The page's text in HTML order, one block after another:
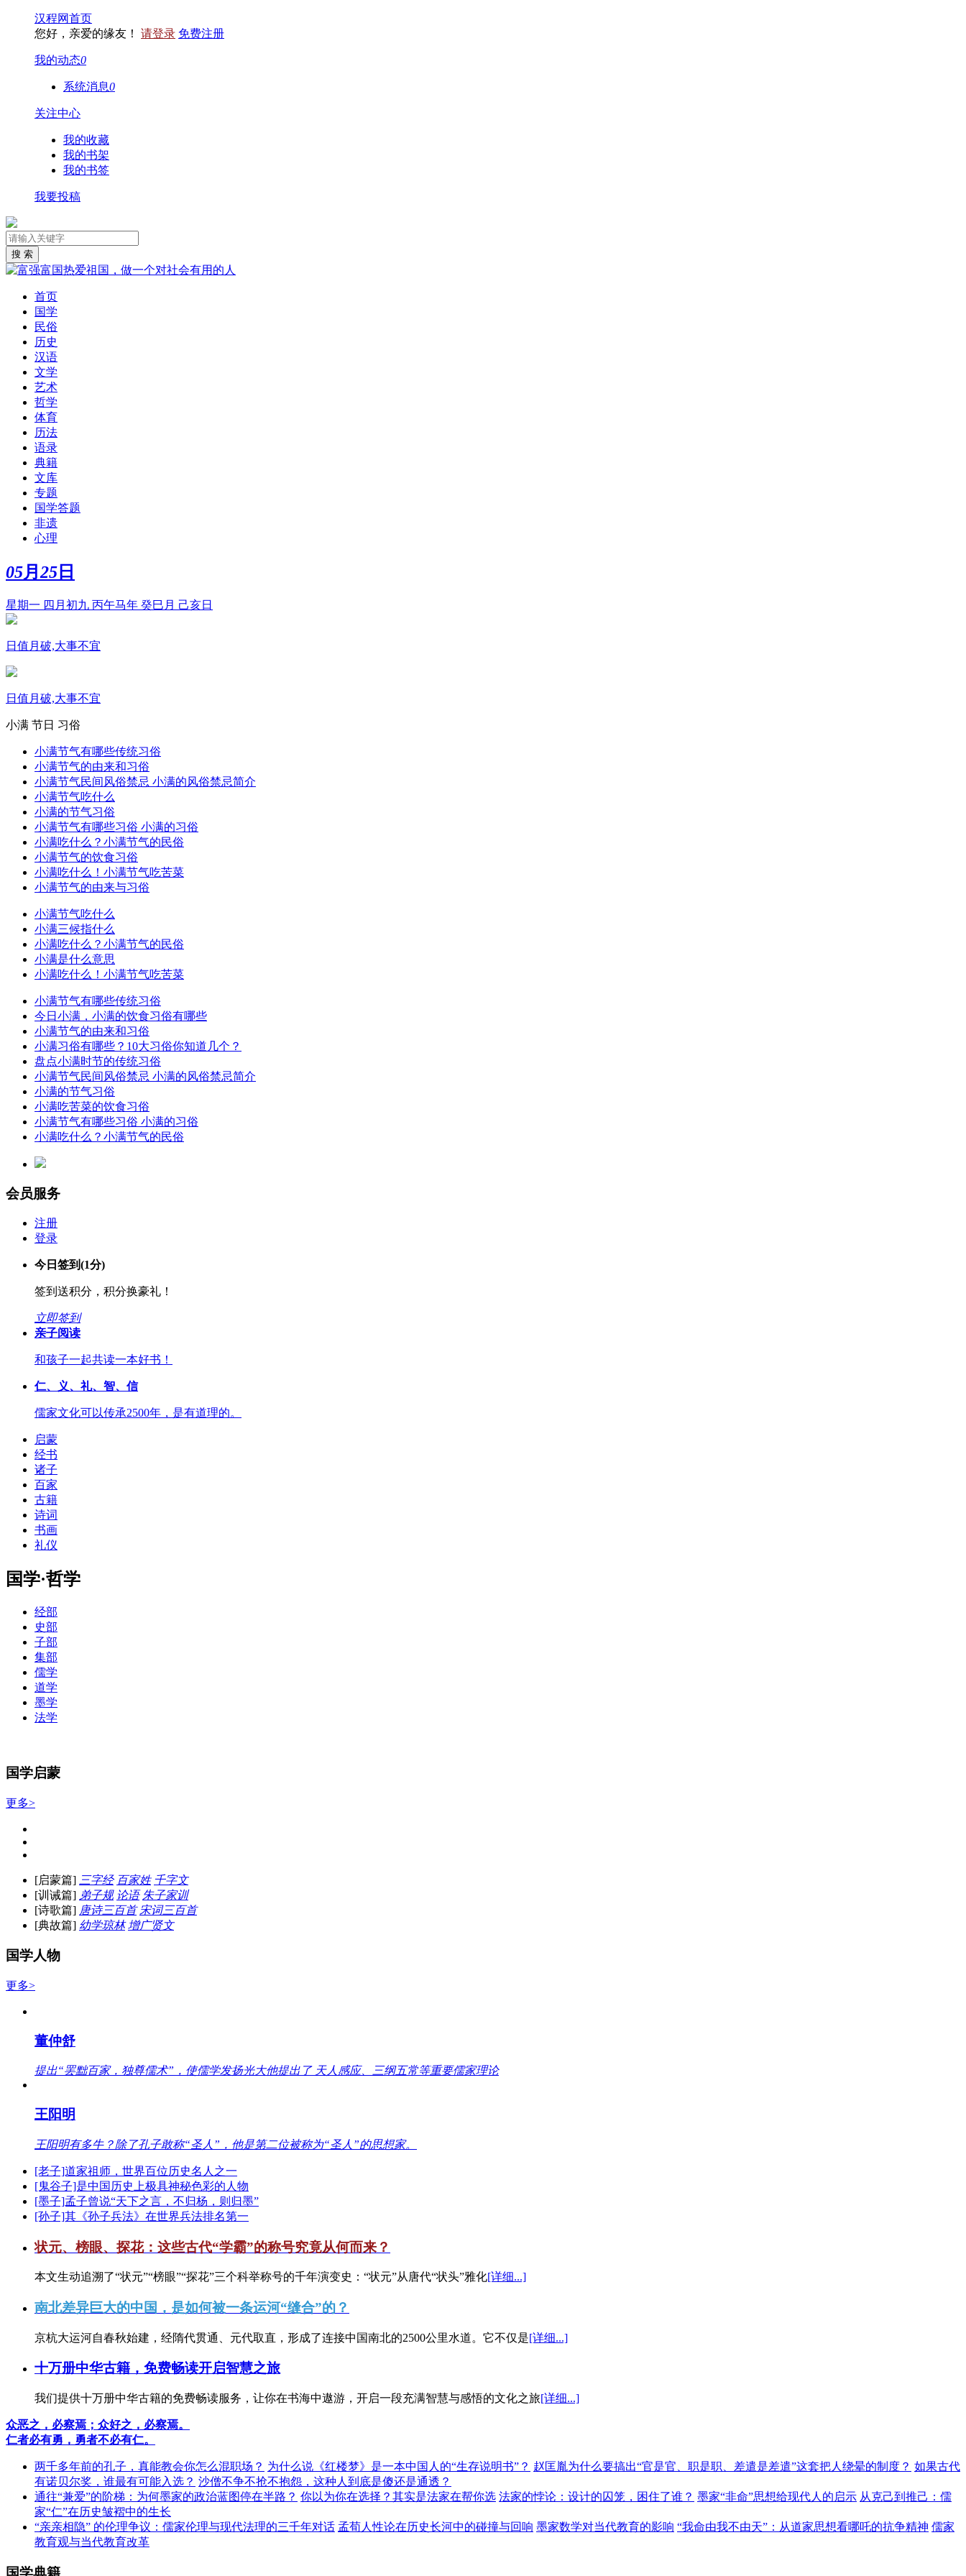
汉程网首页
您好，亲爱的缘友！ 请登录 免费注册
我的动态0
系统消息0
关注中心
我的收藏
我的书架
我的书签
我要投稿
首页
国学
民俗
历史
汉语
文学
艺术
哲学
体育
历法
语录
典籍
文库
专题
国学答题
非遗
心理
05月 25 日
星期一 四月初九 丙午马年 癸巳月 己亥日
日值月破,大事不宜
日值月破,大事不宜
小满 节日 习俗
小满节气有哪些传统习俗
小满节气的由来和习俗
小满节气民间风俗禁忌 小满的风俗禁忌简介
小满节气吃什么
小满的节气习俗
小满节气有哪些习俗 小满的习俗
小满吃什么？小满节气的民俗
小满节气的饮食习俗
小满吃什么！小满节气吃苦菜
小满节气的由来与习俗
小满节气吃什么
小满三候指什么
小满吃什么？小满节气的民俗
小满是什么意思
小满吃什么！小满节气吃苦菜
小满节气有哪些传统习俗
今日小满，小满的饮食习俗有哪些
小满节气的由来和习俗
小满习俗有哪些？10大习俗你知道几个？
盘点小满时节的传统习俗
小满节气民间风俗禁忌 小满的风俗禁忌简介
小满的节气习俗
小满吃苦菜的饮食习俗
小满节气有哪些习俗 小满的习俗
小满吃什么？小满节气的民俗
会员服务
注册
登录
今日签到(1分)
签到送积分，积分换豪礼！
立即签到
亲子阅读
和孩子一起共读一本好书！
仁、义、礼、智、信
儒家文化可以传承2500年，是有道理的。
启蒙
经书
诸子
百家
古籍
诗词
书画
礼仪
国学·哲学
经部
史部
子部
集部
儒学
道学
墨学
法学
国学启蒙
更多>
[启蒙篇] 三字经 百家姓 千字文
[训诫篇] 弟子规 论语 朱子家训
[诗歌篇] 唐诗三百首 宋词三百首
[典故篇] 幼学琼林 增广贤文
国学人物
更多>
董仲舒
提出“罢黜百家，独尊儒术”，使儒学发扬光大他提出了 天人感应、三纲五常等重要儒家理论
王阳明
王阳明有多牛？除了孔子敢称“圣人”，他是第二位被称为“圣人”的思想家。
[老子]道家祖师，世界百位历史名人之一
[鬼谷子]是中国历史上极具神秘色彩的人物
[墨子]孟子曾说“天下之言，不归杨，则归墨”
[孙子]其《孙子兵法》在世界兵法排名第一
状元、榜眼、探花：这些古代“学霸”的称号究竟从何而来？
本文生动追溯了“状元”“榜眼”“探花”三个科举称号的千年演变史：“状元”从唐代“状头”雅化[详细...]
南北差异巨大的中国，是如何被一条运河“缝合”的？
京杭大运河自春秋始建，经隋代贯通、元代取直，形成了连接中国南北的2500公里水道。它不仅是[详细...]
十万册中华古籍，免费畅读开启智慧之旅
我们提供十万册中华古籍的免费畅读服务，让你在书海中遨游，开启一段充满智慧与感悟的文化之旅[详细...]
众恶之，必察焉；众好之，必察焉。
仁者必有勇，勇者不必有仁。
两千多年前的孔子，真能教会你怎么混职场？ 为什么说《红楼梦》是一本中国人的“生存说明书”？ 赵匡胤为什么要搞出“官是官、职是职、差遣是差遣”这套把人绕晕的制度？ 如果古代
有诺贝尔奖，谁最有可能入选？ 沙僧不争不抢不抱怨，这种人到底是傻还是通透？
通往“兼爱”的阶梯：为何墨家的政治蓝图停在半路？ 你以为你在选择？其实是法家在帮你选 法家的悖论：设计的囚笼，困住了谁？ 墨家“非命”思想给现代人的启示 从克己到推己：儒
家“仁”在历史皱褶中的生长
“亲亲相隐” 的伦理争议：儒家伦理与现代法理的三千年对话 孟荀人性论在历史长河中的碰撞与回响 墨家数学对当代教育的影响 “我命由我不由天”：从道家思想看哪吒的抗争精神 儒家
教育观与当代教育改革
国学典籍